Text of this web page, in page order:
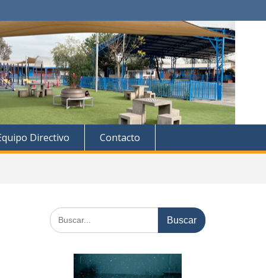
Directivo Contacto
Buscar: